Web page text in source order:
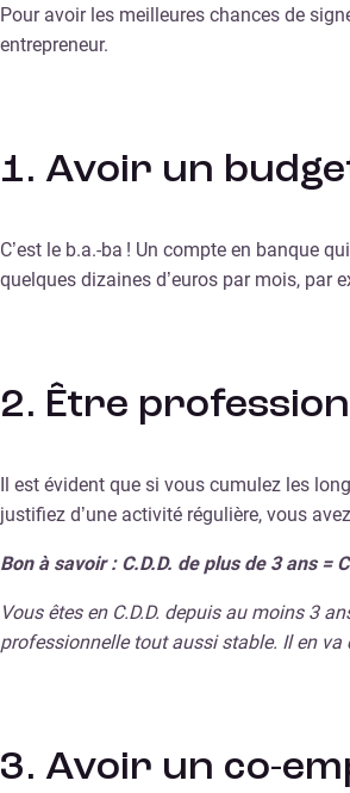
Pour avoir les meilleures chances de
entrepreneur.
1. Avoir un
C’est le b.a.-ba ! Un compte en banque
quelques dizaines d’euros par mois, par
2. Être
Il est évident que si vous cumulez les
justifiez d’une activité régulière, vous
Bon à savoir : C.D.D. de plus de 3 ans =
Vous êtes en C.D.D. depuis au moins 3
professionnelle tout aussi stable. Il en va
3. Avoir un co-